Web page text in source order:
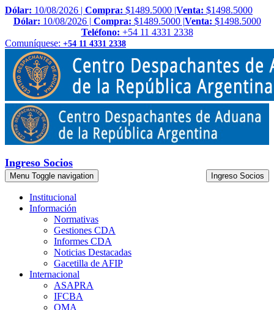
Dólar: 10/08/2026 | Compra: $1489.5000 |Venta: $1498.5000
Dólar: 10/08/2026 | Compra: $1489.5000 |Venta: $1498.5000
Teléfono: +54 11 4331 2338
Comuníquese: +54 11 4331 2338
Ingreso Socios
Menu Toggle navigation Ingreso Socios
Institucional
Información
Normativas
Gestiones CDA
Informes CDA
Noticias Destacadas
Gacetilla de AFIP
Internacional
ASAPRA
IFCBA
OMA